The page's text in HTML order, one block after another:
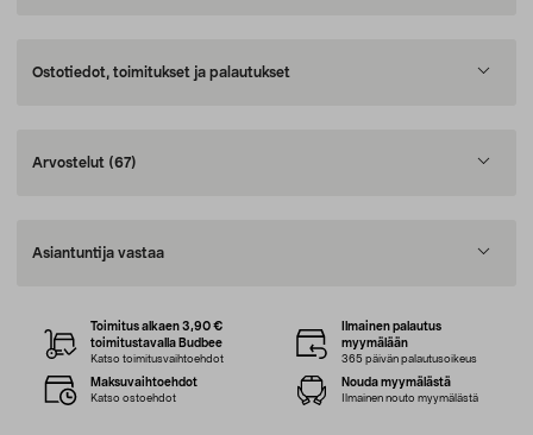
Ostotiedot, toimitukset ja palautukset
Arvostelut (67)
Asiantuntija vastaa
Toimitus alkaen 3,90 €
toimitustavalla Budbee
Katso toimitusvaihtoehdot
Ilmainen palautus
myymälään
365 päivän palautusoikeus
Maksuvaihtoehdot
Katso ostoehdot
Nouda myymälästä
Ilmainen nouto myymälästä